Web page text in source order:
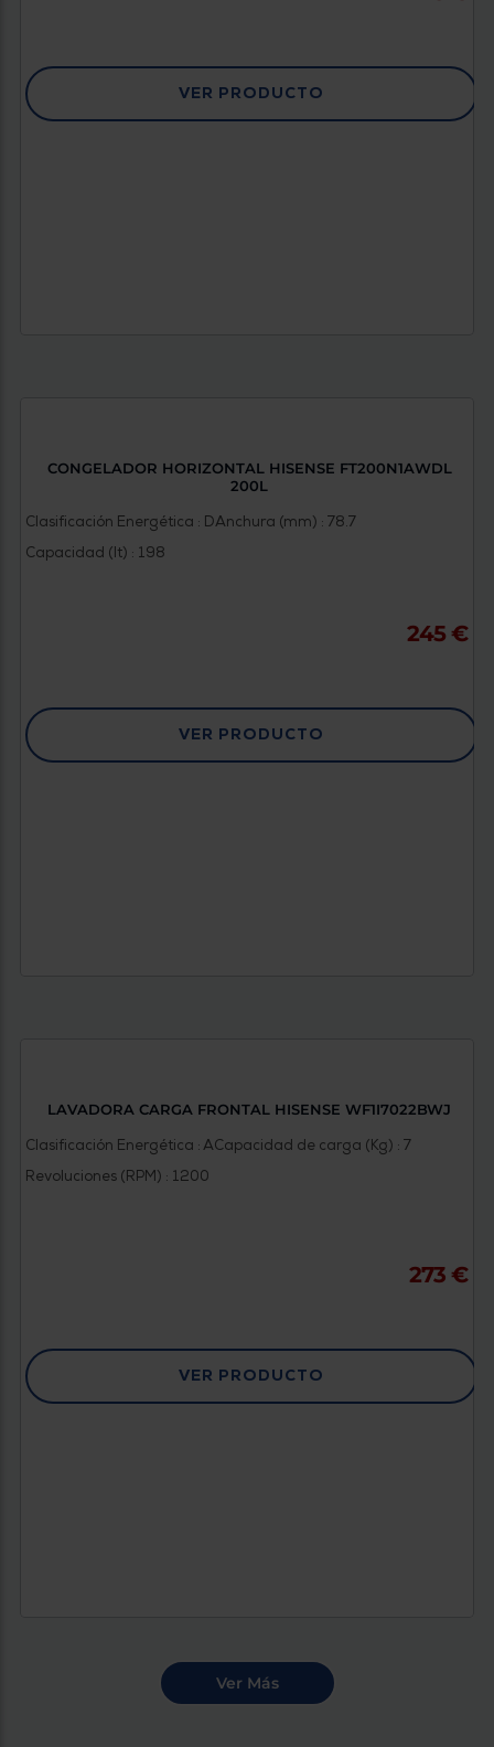
VER PRODUCTO
CONGELADOR HORIZONTAL HISENSE FT200N1AWDL
200L
Clasificación Energética : DAnchura (mm) : 78.7
Capacidad (lt) : 198
245 €
VER PRODUCTO
LAVADORA CARGA FRONTAL HISENSE WF1I7022BWJ
Clasificación Energética : ACapacidad de carga (Kg) : 7
Revoluciones (RPM) : 1200
273 €
VER PRODUCTO